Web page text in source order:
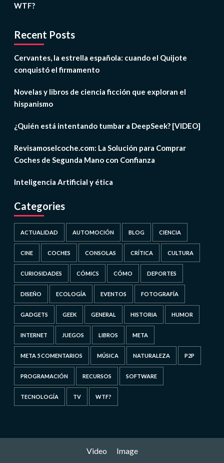
WTF?
Recent Posts
Cervantes, la estrella española: cuando el Quijote
conquistó el firmamento
Novelas y libros de ciencia ficción que exploran el
hispanismo
¿Quién está intentando tumbar a DeepSeek? [VIDEO]
Revisamoselcoche.com: La Solución para Comprar
Coches de Segunda Mano con Confianza
Inteligencia Artificial y ética
Categories
ACTUALIDAD AUTOMOCIÓN BLOG CIENCIA
CINE COCHES CONSOLAS CRÍTICA CULTURA
CURIOSIDADES CÓMICS CÓMO DEPORTES
DISEÑO ECOLOGÍA EVENTOS FOTOGRAFÍA
GADGETS GEEK GENERAL HISTORIA HUMOR
INTERNET JUEGOS LIBROS META
META 5 COMENTARIOS MÚSICA NATURALEZA P2P
PROGRAMACIÓN RECURSOS SOFTWARE
TECNOLOGÍA TV WTF?
Video Image